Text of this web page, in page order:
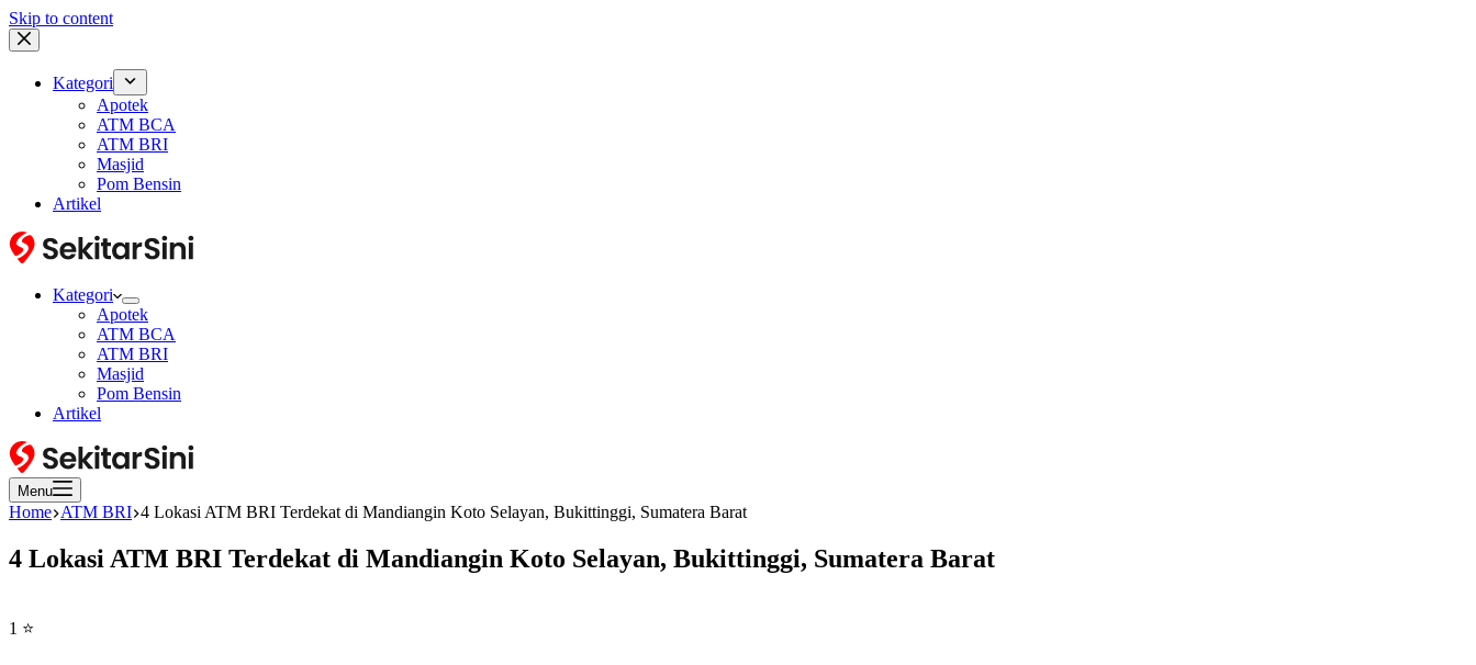
Skip to content
Kategori
Apotek
ATM BCA
ATM BRI
Masjid
Pom Bensin
Artikel
Kategori
Apotek
ATM BCA
ATM BRI
Masjid
Pom Bensin
Artikel
Menu
Home ATM BRI 4 Lokasi ATM BRI Terdekat di Mandiangin Koto Selayan, Bukittinggi, Sumatera Barat
4 Lokasi ATM BRI Terdekat di Mandiangin Koto Selayan, Bukittinggi, Sumatera Barat
1 ⭐